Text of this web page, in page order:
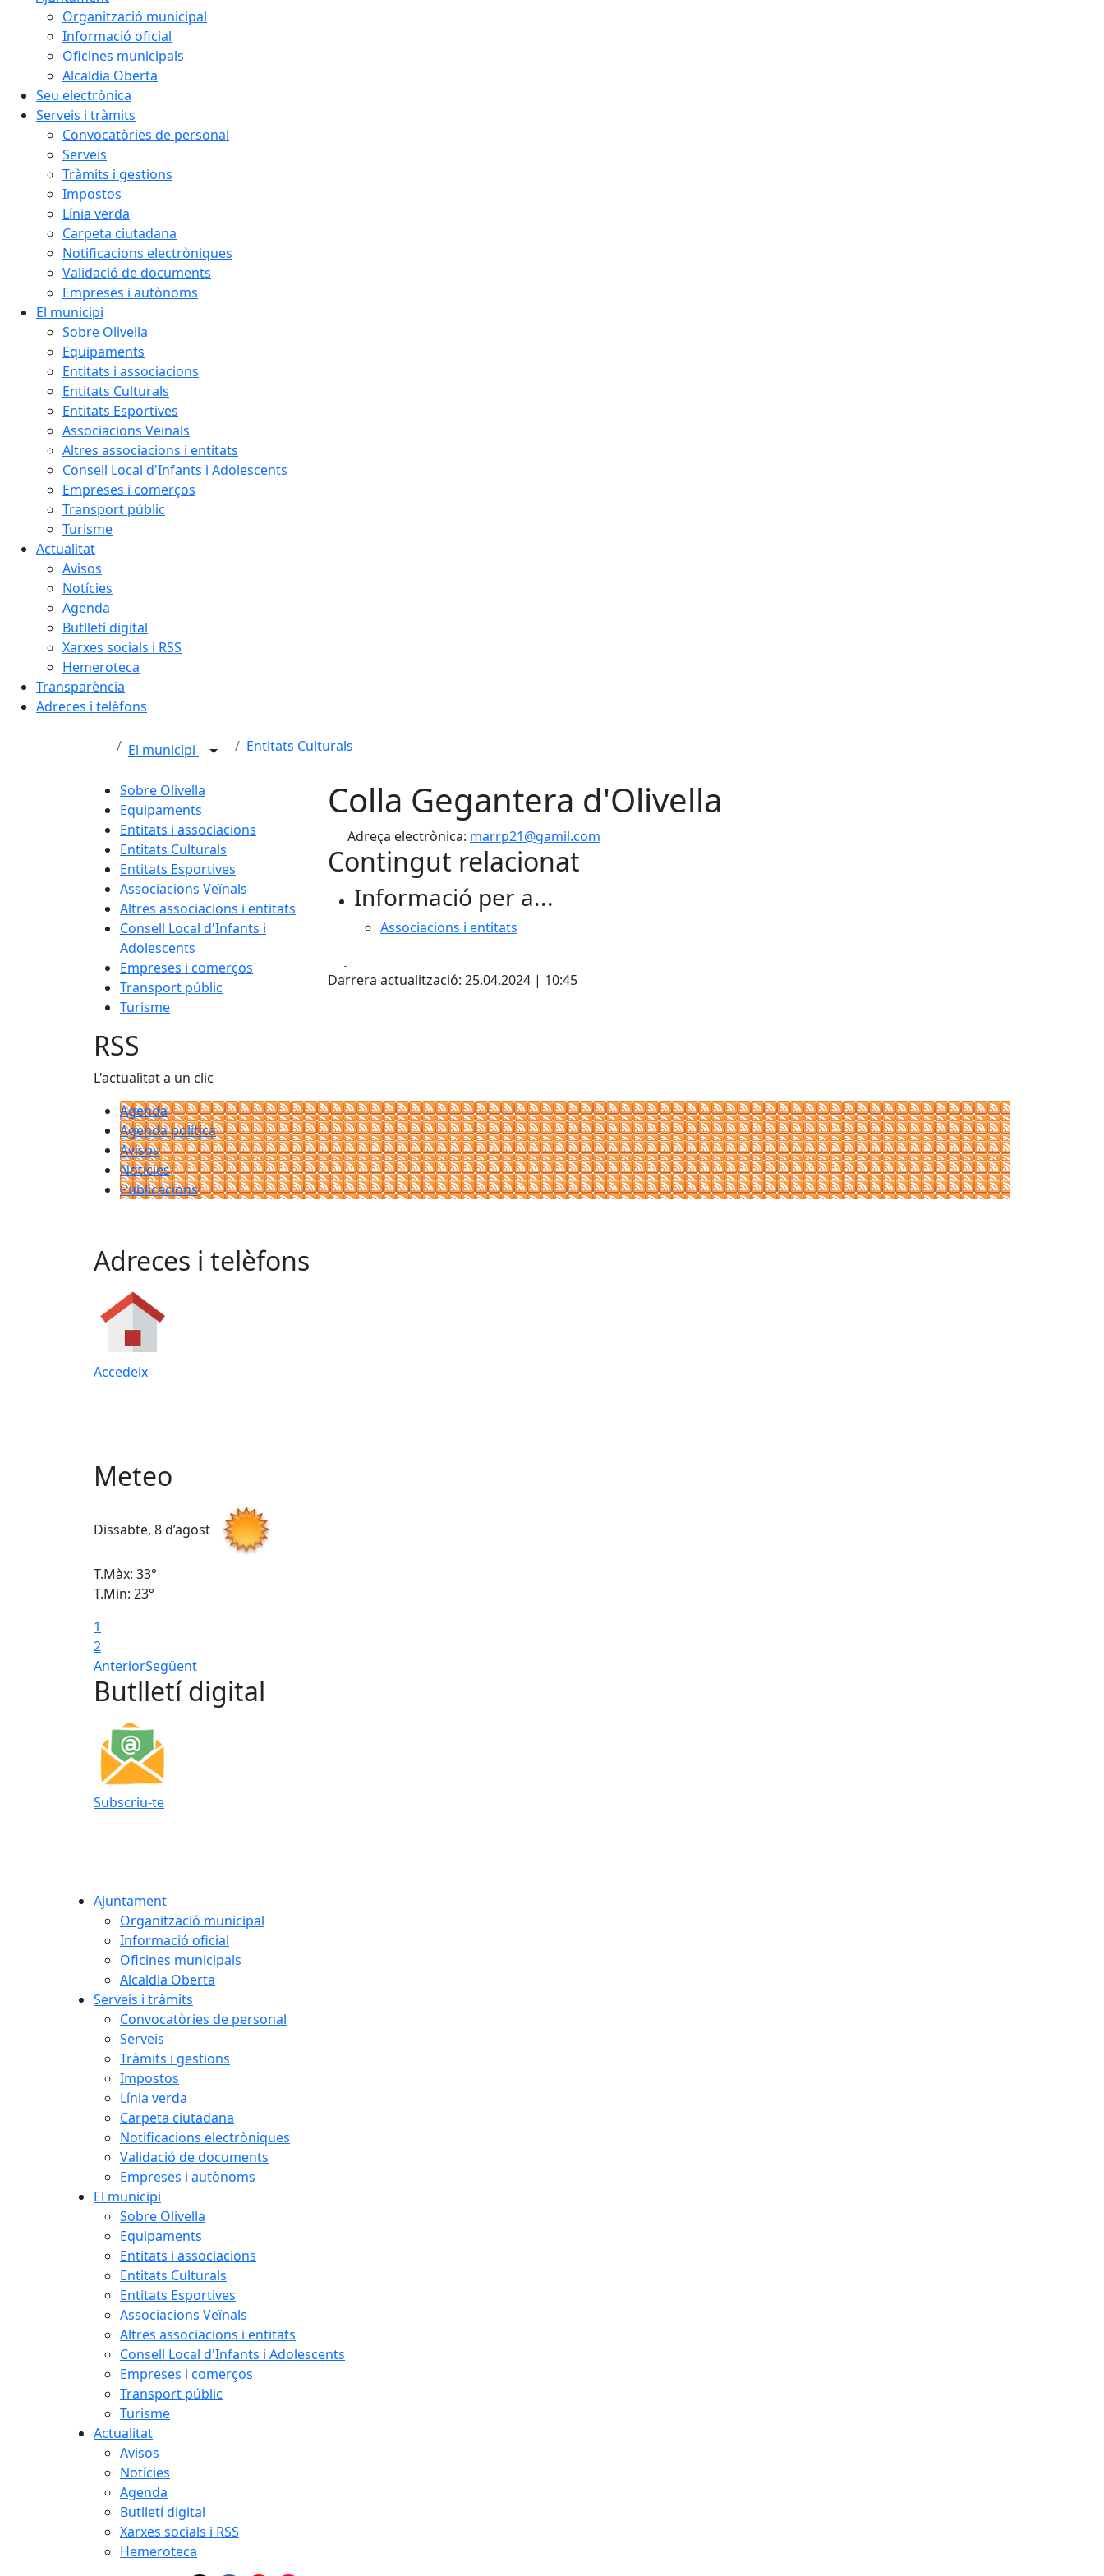
Organització municipal
Informació oficial
Oficines municipals
Alcaldia Oberta
Seu electrònica
Serveis i tràmits
Convocatòries de personal
Serveis
Tràmits i gestions
Impostos
Línia verda
Carpeta ciutadana
Notificacions electròniques
Validació de documents
Empreses i autònoms
El municipi
Sobre Olivella
Equipaments
Entitats i associacions
Entitats Culturals
Entitats Esportives
Associacions Veïnals
Altres associacions i entitats
Consell Local d'Infants i Adolescents
Empreses i comerços
Transport públic
Turisme
Actualitat
Avisos
Notícies
Agenda
Butlletí digital
Xarxes socials i RSS
Hemeroteca
Transparència
Adreces i telèfons
El municipi Entitats Culturals
Sobre Olivella
Equipaments
Entitats i associacions
Entitats Culturals
Entitats Esportives
Associacions Veïnals
Altres associacions i entitats
Consell Local d'Infants i
Adolescents
Empreses i comerços
Transport públic
Turisme
Colla Gegantera d'Olivella
Adreça electrònica: marrp21@gamil.com
Contingut relacionat
Informació per a...
Associacions i entitats
Darrera actualització: 25.04.2024 | 10:45
RSS
L'actualitat a un clic
Agenda
Agenda política
Avisos
Notícies
Publicacions
Adreces i telèfons
Accedeix
Meteo
Dissabte, 8 d’agost
T.Màx: 33°
T.Min: 23°
1
2
AnteriorSegüent
Butlletí digital
Subscriu-te
Ajuntament
Organització municipal
Informació oficial
Oficines municipals
Alcaldia Oberta
Serveis i tràmits
Convocatòries de personal
Serveis
Tràmits i gestions
Impostos
Línia verda
Carpeta ciutadana
Notificacions electròniques
Validació de documents
Empreses i autònoms
El municipi
Sobre Olivella
Equipaments
Entitats i associacions
Entitats Culturals
Entitats Esportives
Associacions Veïnals
Altres associacions i entitats
Consell Local d'Infants i Adolescents
Empreses i comerços
Transport públic
Turisme
Actualitat
Avisos
Notícies
Agenda
Butlletí digital
Xarxes socials i RSS
Hemeroteca